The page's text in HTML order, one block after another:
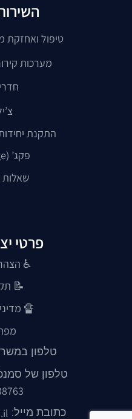
טיפול ואחזקת
מערכות
התקנת
פקג’ (Package)
שאלות
פרטי
♿
📝
🔏
טלפון
טלפון של
כתובת מייל: